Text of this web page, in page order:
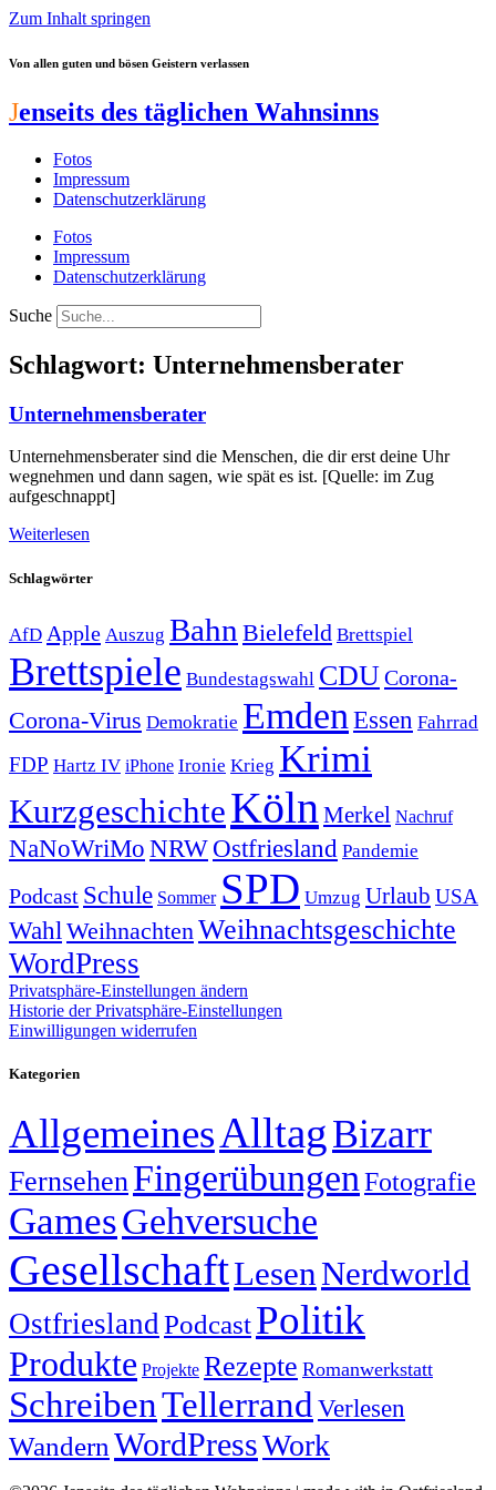
Zum Inhalt springen
Von allen guten und bösen Geistern verlassen
Jenseits des täglichen Wahnsinns
Fotos
Impressum
Datenschutzerklärung
Fotos
Impressum
Datenschutzerklärung
Suche
Schlagwort: Unternehmensberater
Unternehmensberater
Unternehmensberater sind die Menschen, die dir erst deine Uhr
wegnehmen und dann sagen, wie spät es ist. [Quelle: im Zug
aufgeschnappt]
Weiterlesen
Schlagwörter
AfD Apple Auszug Bahn Bielefeld Brettspiel
Brettspiele Bundestagswahl CDUCorona-
Corona-Virus Demokratie Emden Essen Fahrrad
FDP Hartz IV iPhone Ironie Krieg Krimi
KurzgeschichteKöln Merkel Nachruf
NaNoWriMo NRWOstfriesland Pandemie
Podcast Schule Sommer SPD Umzug Urlaub USA
Wahl Weihnachten Weihnachtsgeschichte
WordPress
Privatsphäre-Einstellungen ändern
Historie der Privatsphäre-Einstellungen
Einwilligungen widerrufen
Kategorien
AllgemeinesAlltagBizarr
FernsehenFingerübungen Fotografie
GamesGehversuche
GesellschaftLesenNerdworld
OstfrieslandPodcastPolitik
Produkte Projekte Rezepte Romanwerkstatt
SchreibenTellerrand Verlesen
Wandern WordPressWork